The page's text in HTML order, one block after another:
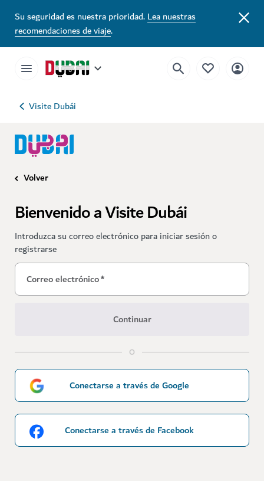
Su seguridad es nuestra prioridad.Lea nuestras
recomendaciones de viaje.
Visite Dubái
Volver
Bienvenido a Visite Dubái
Introduzca su correo electrónico para iniciar sesión o
registrarse
Correo electrónico*
Continuar
O
Conectarse a través de Google
Conectarse a través de Facebook